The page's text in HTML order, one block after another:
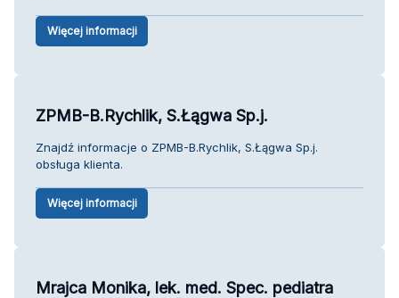
Więcej informacji
ZPMB-B.Rychlik, S.Łągwa Sp.j.
Znajdź informacje o ZPMB-B.Rychlik, S.Łągwa Sp.j.
obsługa klienta.
Więcej informacji
Mrajca Monika, lek. med. Spec. pediatra